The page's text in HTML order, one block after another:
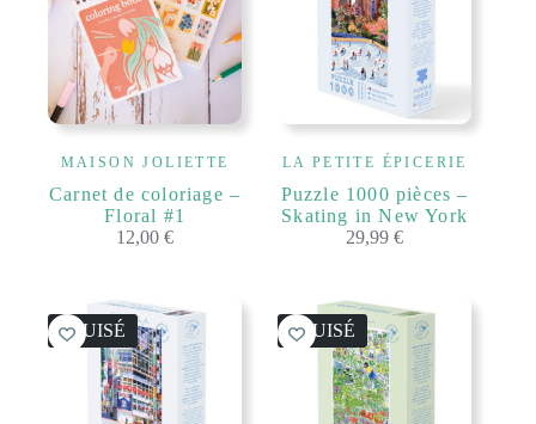
MAISON JOLIETTE
Carnet de coloriage –
Floral #1
12,00€
LA PETITE ÉPICERIE
Puzzle 1000 pièces –
Skating in New York
29,99€
ÉPUISÉ ÉPUISÉ